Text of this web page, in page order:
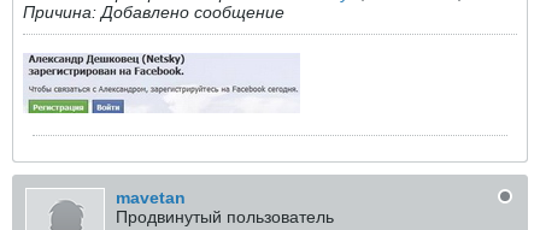
Причина: Добавлено сообщение
mavetan
Продвинутый пользователь